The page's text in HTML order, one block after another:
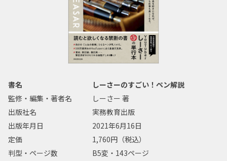
書名
しーさーのすごい！ペン解説
監修・編集・著者名
しーさー 著
出版社名
実務教育出版
出版年月日
2021年6月16日
定価
1,760円（税込）
判型・ページ数
B5変・143ページ